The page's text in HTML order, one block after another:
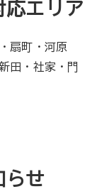
応エリア
扇町・河原
田・社家・門
らせ